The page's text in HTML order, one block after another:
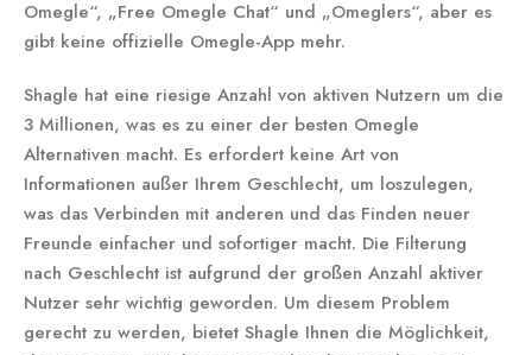
Omegle“, „Free Omegle Chat“ und „Omeglers“, aber es
gibt keine offizielle Omegle-App mehr.
Shagle hat eine riesige Anzahl von aktiven Nutzern um die
3 Millionen, was es zu einer der besten Omegle
Alternativen macht. Es erfordert keine Art von
Informationen außer Ihrem Geschlecht, um loszulegen,
was das Verbinden mit anderen und das Finden neuer
Freunde einfacher und sofortiger macht. Die Filterung
nach Geschlecht ist aufgrund der großen Anzahl aktiver
Nutzer sehr wichtig geworden. Um diesem Problem
gerecht zu werden, bietet Shagle Ihnen die Möglichkeit,